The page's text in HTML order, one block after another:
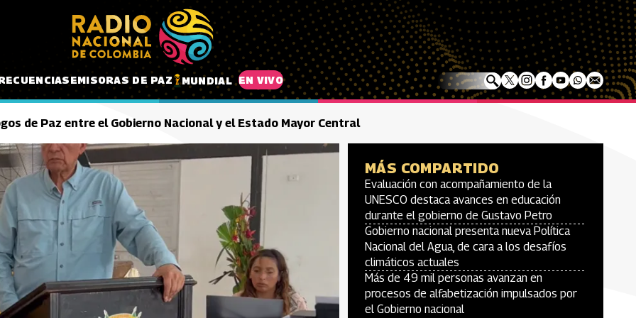
EMISORAS DE PAZ MUNDIAL EN VIVO
de Paz entre el Gobierno Nacional y el Estado Mayor Central
MÁS COMPARTIDO
Evaluación con acompañamiento de la
UNESCO destaca avances en educación
durante el gobierno de Gustavo Petro
Gobierno nacional presenta nueva Política
Nacional del Agua, de cara a los desafíos
climáticos actuales
Más de 49 mil personas avanzan en
procesos de alfabetización impulsados por
el Gobierno nacional